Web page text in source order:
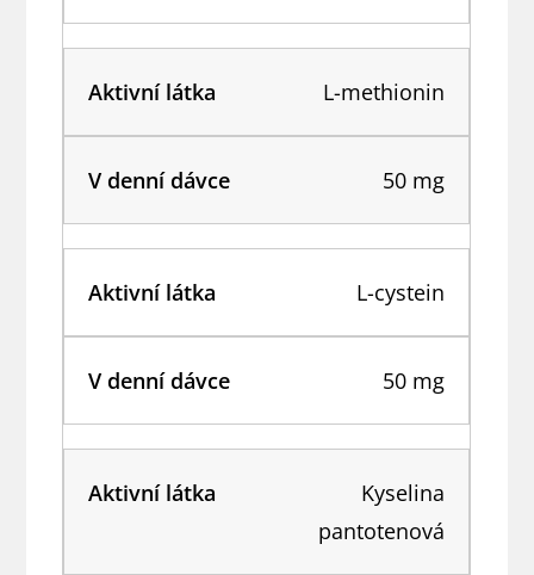
L-methionin
50 mg
L-cystein
50 mg
Kyselina
pantotenová